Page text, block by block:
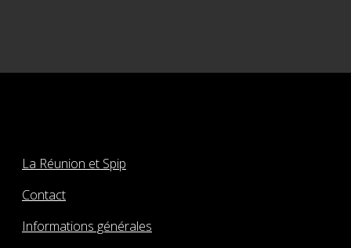
La Réunion et Spip
Contact
Informations générales